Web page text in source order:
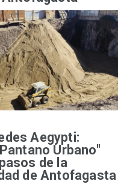
Aegypti:
Urbano"
de la
de Antofagasta